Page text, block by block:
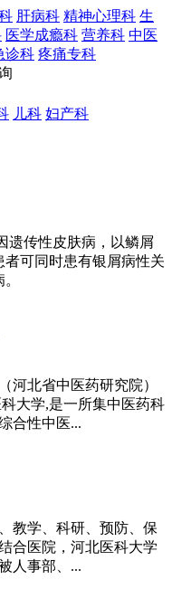
肝病科 精神心理科 生
医学成瘾科 营养科 中医
诊科 疼痛专科
儿科 妇产科
遗传性皮肤病，以鳞屑
可同时患有银屑病性关
河北省中医药研究院）
大学,是一所集中医药科
合性中医...
教学、科研、预防、保
合医院，河北医科大学
人事部、...